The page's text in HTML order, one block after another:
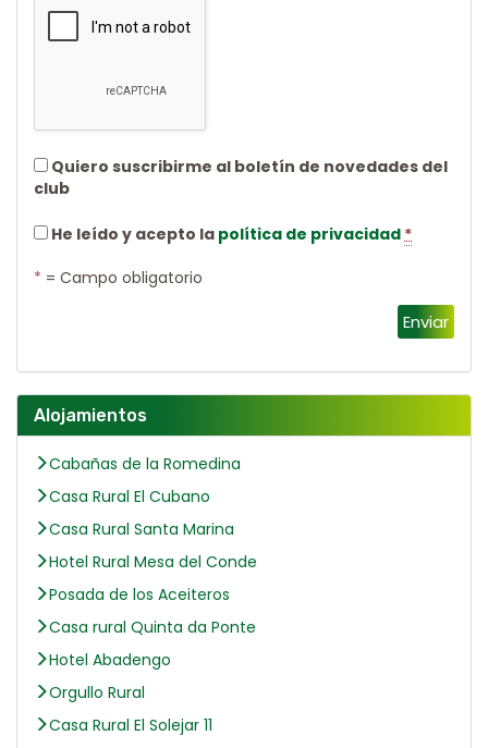
Quiero suscribirme al boletín de novedades del
club
He leído y acepto la política de privacidad *
* = Campo obligatorio
Enviar
Alojamientos
Cabañas de la Romedina
Casa Rural El Cubano
Casa Rural Santa Marina
Hotel Rural Mesa del Conde
Posada de los Aceiteros
Casa rural Quinta da Ponte
Hotel Abadengo
Orgullo Rural
Casa Rural El Solejar 11